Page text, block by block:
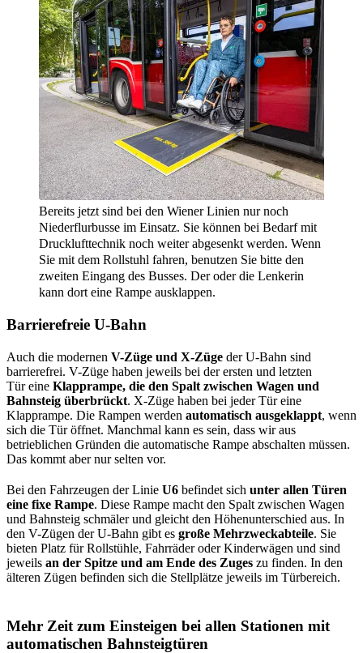
Bereits jetzt sind bei den Wiener Linien nur noch
Niederflurbusse im Einsatz. Sie können bei Bedarf mit
Drucklufttechnik noch weiter abgesenkt werden. Wenn
Sie mit dem Rollstuhl fahren, benutzen Sie bitte den
zweiten Eingang des Busses. Der oder die Lenkerin
kann dort eine Rampe ausklappen.
Barrierefreie U-Bahn
Auch die modernen V-Züge und X-Züge der U-Bahn sind
barrierefrei. V-Züge haben jeweils bei der ersten und letzten
Tür eine Klapprampe, die den Spalt zwischen Wagen und
Bahnsteig überbrückt. X-Züge haben bei jeder Tür eine
Klapprampe. Die Rampen werden automatisch ausgeklappt, wenn
sich die Tür öffnet. Manchmal kann es sein, dass wir aus
betrieblichen Gründen die automatische Rampe abschalten müssen.
Das kommt aber nur selten vor.
Bei den Fahrzeugen der Linie U6 befindet sich unter allen Türen
eine fixe Rampe. Diese Rampe macht den Spalt zwischen Wagen
und Bahnsteig schmäler und gleicht den Höhenunterschied aus. In
den V-Zügen der U-Bahn gibt es große Mehrzweckabteile. Sie
bieten Platz für Rollstühle, Fahrräder oder Kinderwägen und sind
jeweils an der Spitze und am Ende des Zuges zu finden. In den
älteren Zügen befinden sich die Stellplätze jeweils im Türbereich.
Mehr Zeit zum Einsteigen bei allen Stationen mit
automatischen Bahnsteigtüren